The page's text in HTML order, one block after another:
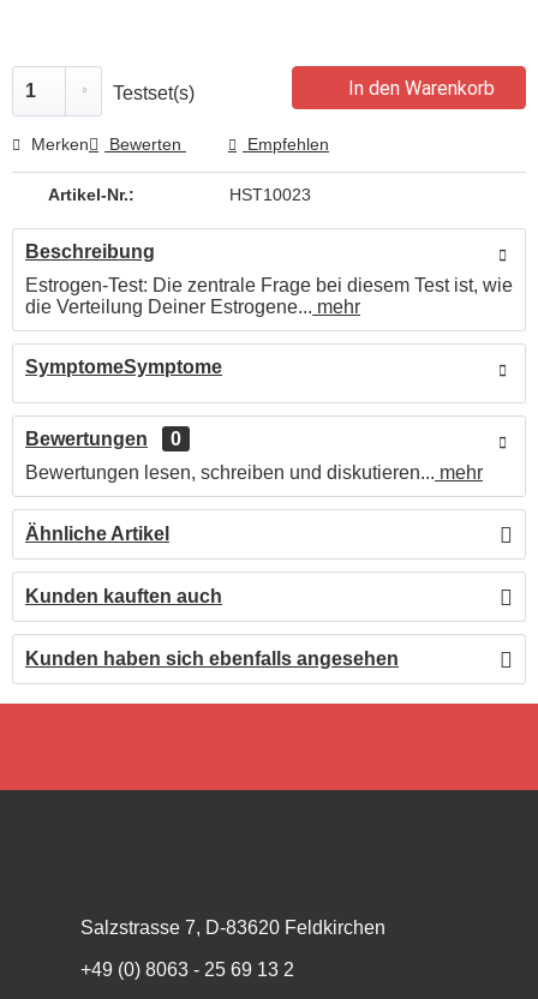
Testset(s) In den Warenkorb
Merken Bewerten Empfehlen
Artikel-Nr.: HST10023
Beschreibung
Estrogen-Test: Die zentrale Frage bei diesem Test ist, wie
die Verteilung Deiner Estrogene... mehr
SymptomeSymptome
Bewertungen
0
Bewertungen lesen, schreiben und diskutieren... mehr
Ähnliche Artikel
Kunden kauften auch
Kunden haben sich ebenfalls angesehen
Salzstrasse 7, D-83620 Feldkirchen
+49 (0) 8063 - 25 69 13 2